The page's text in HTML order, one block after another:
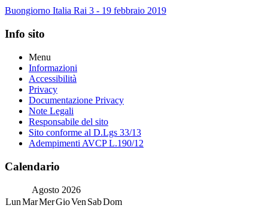
Buongiorno Italia Rai 3 - 19 febbraio 2019
Info sito
Menu
Informazioni
Accessibilità
Privacy
Documentazione Privacy
Note Legali
Responsabile del sito
Sito conforme al D.Lgs 33/13
Adempimenti AVCP L.190/12
Calendario
Agosto 2026
LunMarMerGioVen SabDom